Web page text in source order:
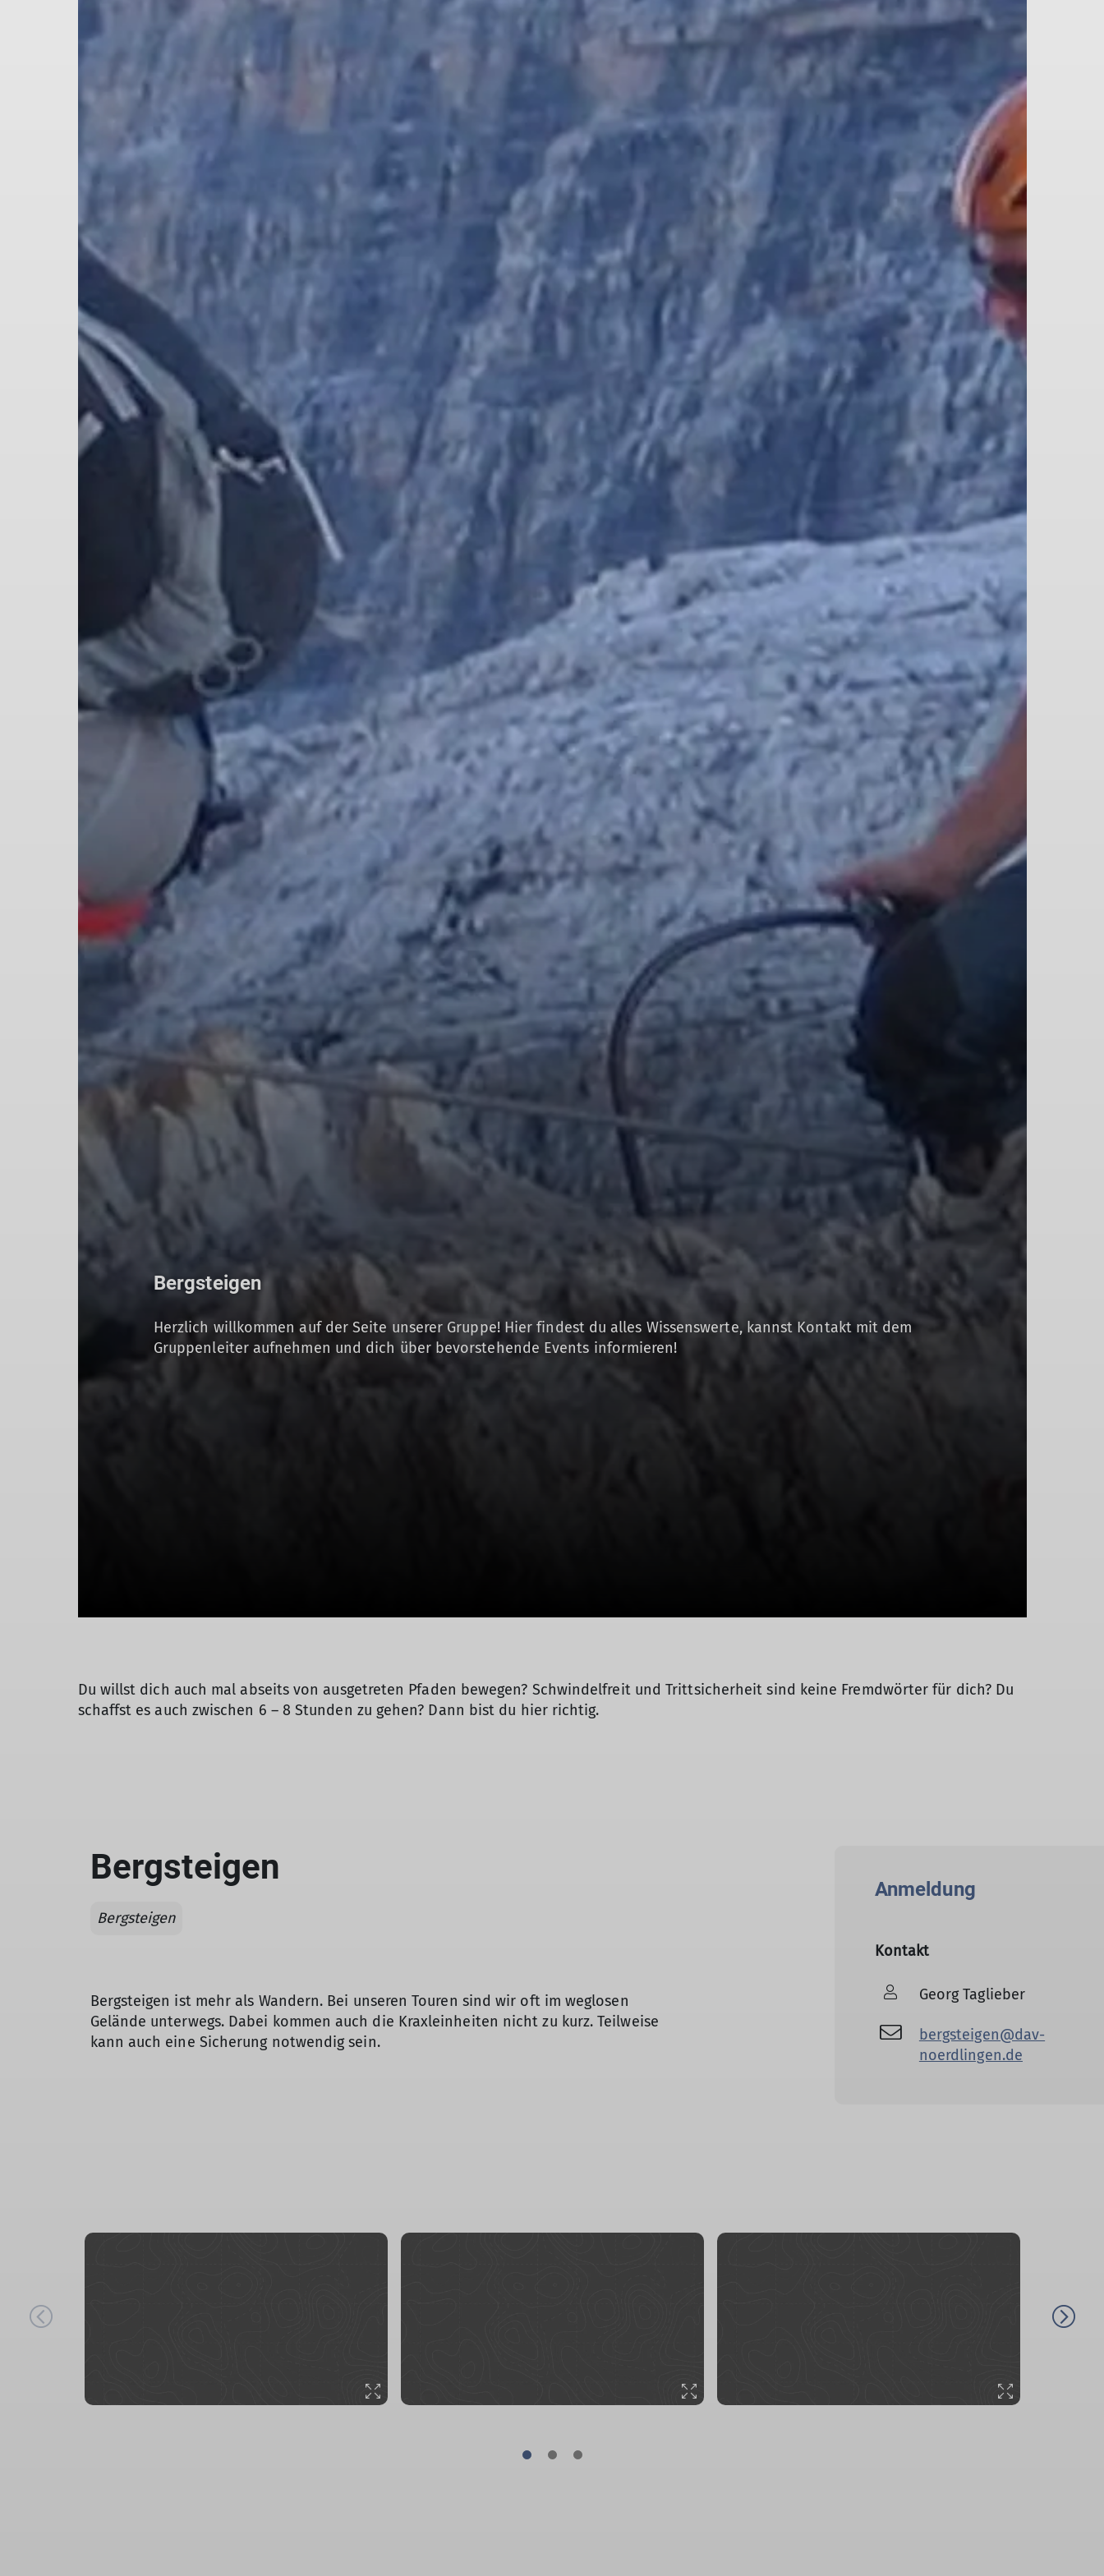
Bergsteigen
Herzlich willkommen auf der Seite unserer Gruppe! Hier findest du alles Wissenswerte, kannst Kontakt mit dem
Gruppenleiter aufnehmen und dich über bevorstehende Events informieren!
Du willst dich auch mal abseits von ausgetreten Pfaden bewegen? Schwindelfreit und Trittsicherheit sind keine Fremdwörter für dich? Du
schaffst es auch zwischen 6 – 8 Stunden zu gehen? Dann bist du hier richtig.
Bergsteigen
Bergsteigen
Bergsteigen ist mehr als Wandern. Bei unseren Touren sind wir oft im weglosen
Gelände unterwegs. Dabei kommen auch die Kraxleinheiten nicht zu kurz. Teilweise
kann auch eine Sicherung notwendig sein.
Anmeldung
Kontakt
Georg Taglieber
bergsteigen@dav-
noerdlingen.de
© DAV Nördlingen